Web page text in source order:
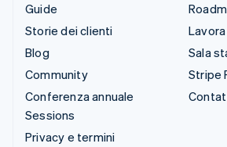
Guide
Storie dei clienti
Blog
Community
Conferenza annuale
Sessions
Privacy e termini
Sala
Stripe